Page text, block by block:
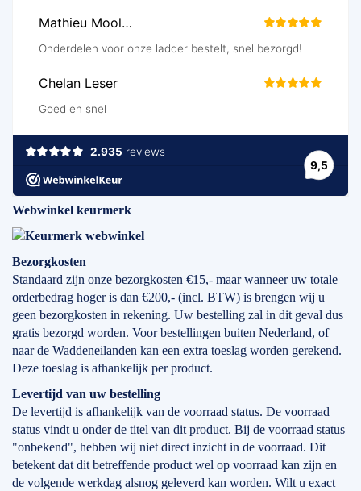
Webwinkel keurmerk
Bezorgkosten
Standaard zijn onze bezorgkosten €15,- maar wanneer uw totale
orderbedrag hoger is dan €200,- (incl. BTW) is brengen wij u
geen bezorgkosten in rekening. Uw bestelling zal in dit geval dus
gratis bezorgd worden. Voor bestellingen buiten Nederland, of
naar de Waddeneilanden kan een extra toeslag worden gerekend.
Deze toeslag is afhankelijk per product.
Levertijd van uw bestelling
De levertijd is afhankelijk van de voorraad status. De voorraad
status vindt u onder de titel van dit product. Bij de voorraad status
"onbekend", hebben wij niet direct inzicht in de voorraad. Dit
betekent dat dit betreffende product wel op voorraad kan zijn en
de volgende werkdag alsnog geleverd kan worden. Wilt u exact